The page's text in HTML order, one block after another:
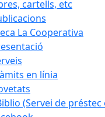
cartells, etc
La Cooperativa
en línia
(Servei de